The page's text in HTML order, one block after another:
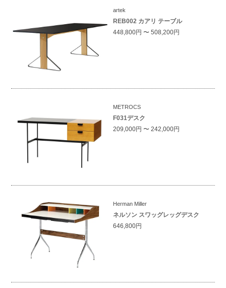
artek
REB002 カアリ テーブル
448,800円 〜 508,200円
METROCS
F031デスク
209,000円 〜 242,000円
Herman Miller
ネルソン スワッグレッグデスク
646,800円